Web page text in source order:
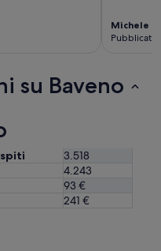
Michele
Pubblicata
su Baveno
3.518
4.243
93 €
241 €